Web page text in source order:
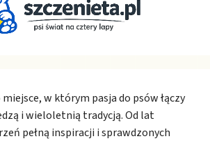
w którym pasja do psów łączy
i wieloletnią tradycją. Od lat
pełną inspiracji i sprawdzonych